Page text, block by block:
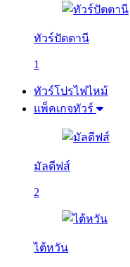
ทัวร์ปัตตานี
1
ทัวร์โปรไฟไหม้
แพ็คเกจทัวร์
มัลดีฟส์
2
ไต้หวัน